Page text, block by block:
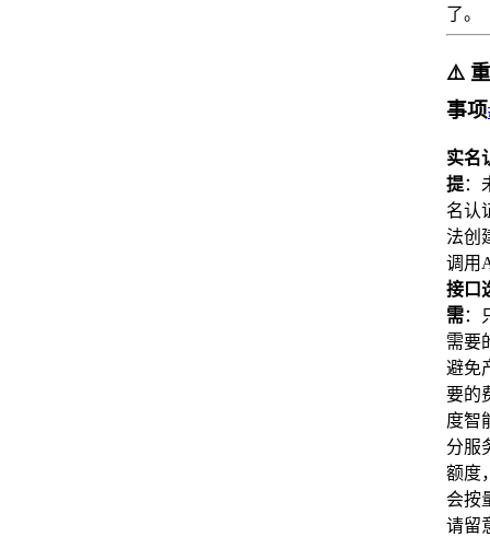
了。
⚠️
事项
实名
提：
名认
法创
调用
接口
需：
需要
避免
要的
度智
分服
额度
会按
请留